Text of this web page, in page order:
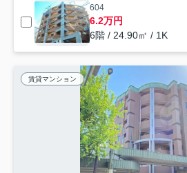
604
6.2万円
6階 / 24.90㎡ / 1K
賃貸マンション